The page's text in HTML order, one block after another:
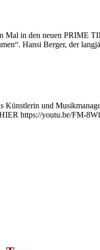
Mal in den neuen PRIME
Hansi Berger, der
und
https://youtu.be/FM-